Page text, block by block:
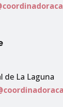
de La Laguna